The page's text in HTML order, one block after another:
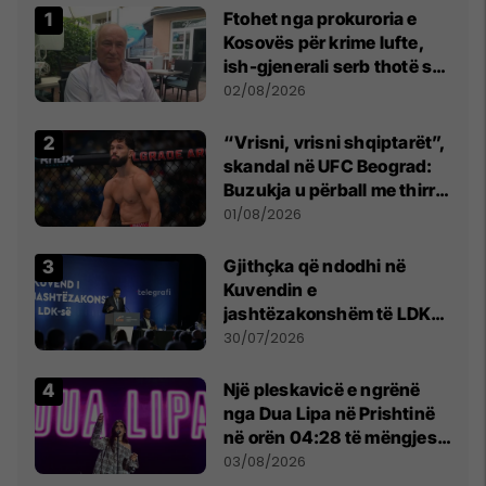
Ftohet nga prokuroria e
Kosovës për krime lufte,
ish-gjenerali serb thotë se
dikush e tradhtoi në
02/08/2026
“Vrisni, vrisni shqiptarët”,
skandal në UFC Beograd:
Buzukja u përball me thirrje
anti-shqiptare nga
01/08/2026
Gjithçka që ndodhi në
Kuvendin e
jashtëzakonshëm të LDK-
së
30/07/2026
Një pleskavicë e ngrënë
nga Dua Lipa në Prishtinë
në orën 04:28 të mëngjesit
- dhe bota digjitale serbe
03/08/2026